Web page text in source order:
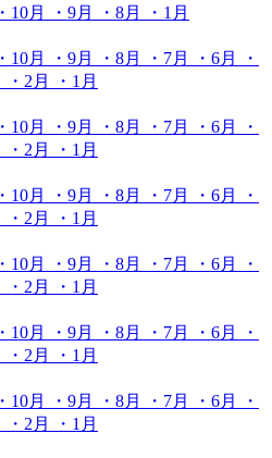
・10月 ・9月 ・8月
・1月
・10月 ・9月 ・8月 ・7月 ・6月
・
・2月
・1月
・10月 ・9月 ・8月 ・7月 ・6月
・
・2月
・1月
・10月 ・9月 ・8月 ・7月 ・6月
・
・2月
・1月
・10月 ・9月 ・8月 ・7月 ・6月
・
・2月
・1月
・10月 ・9月 ・8月 ・7月 ・6月
・
・2月
・1月
・10月 ・9月 ・8月 ・7月 ・6月
・
・2月
・1月